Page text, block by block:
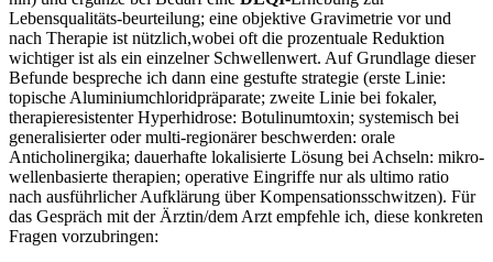
Lebensqualitäts‑beurteilung; eine‍ objektive Gravimetrie vor und
nach Therapie ist nützlich,wobei⁣ oft die prozentuale Reduktion
wichtiger ist als​ ein einzelner​ Schwellenwert. Auf Grundlage⁢ dieser
Befunde bespreche ich dann⁤ eine gestufte strategie (erste Linie:
topische Aluminiumchloridpräparate;⁤ zweite‌ Linie bei fokaler,
‍therapieresistenter Hyperhidrose: Botulinumtoxin; systemisch bei
⁣generalisierter oder multi‑regionärer⁤ beschwerden: orale
Anticholinergika; dauerhafte lokalisierte Lösung bei Achseln:​ mikro­
wellenbasierte therapien; operative Eingriffe nur ⁢als ultimo ratio
nach ausführlicher Aufklärung über Kompensationsschwitzen). Für
das Gespräch mit der Ärztin/dem ‍Arzt empfehle ich, diese konkreten
Fragen vorzubringen: